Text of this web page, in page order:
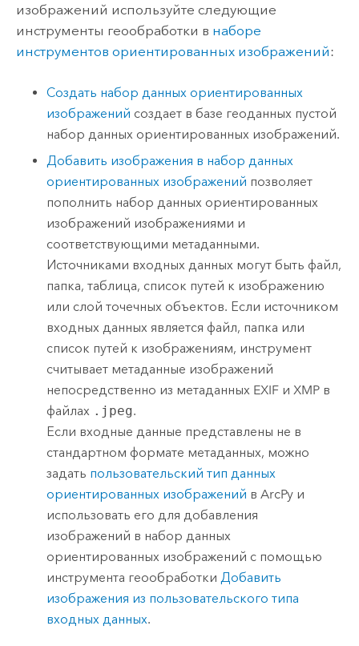
изображений используйте следующие
инструменты геообработки в наборе
инструментов ориентированных изображений:
Создать набор данных ориентированных
изображений создает в базе геоданных пустой
набор данных ориентированных изображений.
Добавить изображения в набор данных
ориентированных изображений позволяет
пополнить набор данных ориентированных
изображений изображениями и
соответствующими метаданными.
Источниками входных данных могут быть файл,
папка, таблица, список путей к изображению
или слой точечных объектов. Если источником
входных данных является файл, папка или
список путей к изображениям, инструмент
считывает метаданные изображений
непосредственно из метаданных EXIF и XMP в
файлах .jpeg.
Если входные данные представлены не в
стандартном формате метаданных, можно
задать пользовательский тип данных
ориентированных изображений вArcPy и
использовать его для добавления
изображений в набор данных
ориентированных изображений с помощью
инструмента геообработки Добавить
изображения из пользовательского типа
входных данных.